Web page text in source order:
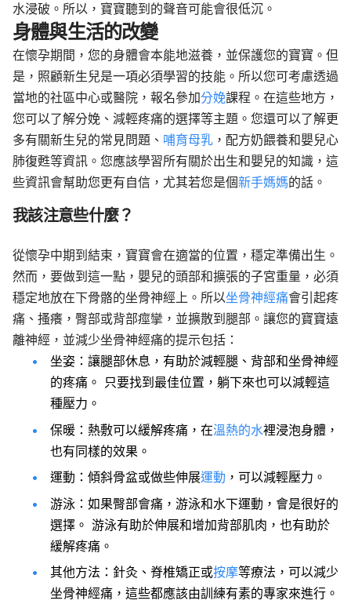
水浸破。所以，寶寶聽到的聲音可能會很低沉。
身體與生活的改變
在懷孕期間，您的身體會本能地滋養，並保護您的寶寶。但
是，照顧新生兒是一項必須學習的技能。所以您可考慮透過
當地的社區中心或醫院，報名參加分娩課程。在這些地方，
您可以了解分娩、減輕疼痛的選擇等主題。您還可以了解更
多有關新生兒的常見問題、 哺育母乳 ，配方奶餵養和嬰兒心
肺復甦等資訊。您應該學習所有關於出生和嬰兒的知識，這
些資訊會幫助您更有自信，尤其若您是個新手媽媽的話。
我該注意些什麼？
從懷孕中期到結束，寶寶會在適當的位置，穩定準備出生。
然而，要做到這一點，嬰兒的頭部和擴張的子宮重量，必須
穩定地放在下骨骼的坐骨神經上。所以坐骨神經痛會引起疼
痛 、 搔癢，臀部或背部痙攣，並擴散到腿部。讓您的寶寶遠
離神經，並減少坐骨神經痛的提示包括：
坐姿：讓腿部休息，有助於減輕腿、背部和坐骨神經
的疼痛。 只要找到最佳位置，躺下來也可以減輕這
種壓力。
保暖：熱敷可以緩解疼痛，在溫熱的水裡浸泡身體，
也有同樣的效果。
運動：傾斜骨盆或做些伸展運動 ，可以減輕壓力。
游泳：如果臀部會痛，游泳和水下運動，會是很好的
選擇。 游泳有助於伸展和增加背部肌肉，也有助於
緩解疼痛。
其他方法：針灸、脊椎矯正或按摩等療法，可以減少
坐骨神經痛，這些都應該由訓練有素的專家來進行。